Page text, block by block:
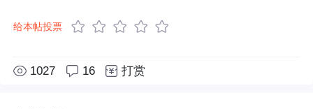
给本帖投票
1027 16 打赏